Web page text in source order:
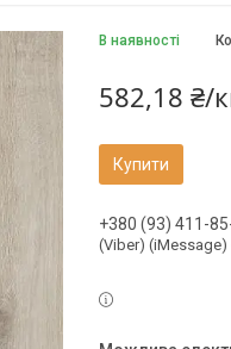
В наявності
582,18 ₴/
Купити
+380 (93) 411-
(Viber) (iMessage)